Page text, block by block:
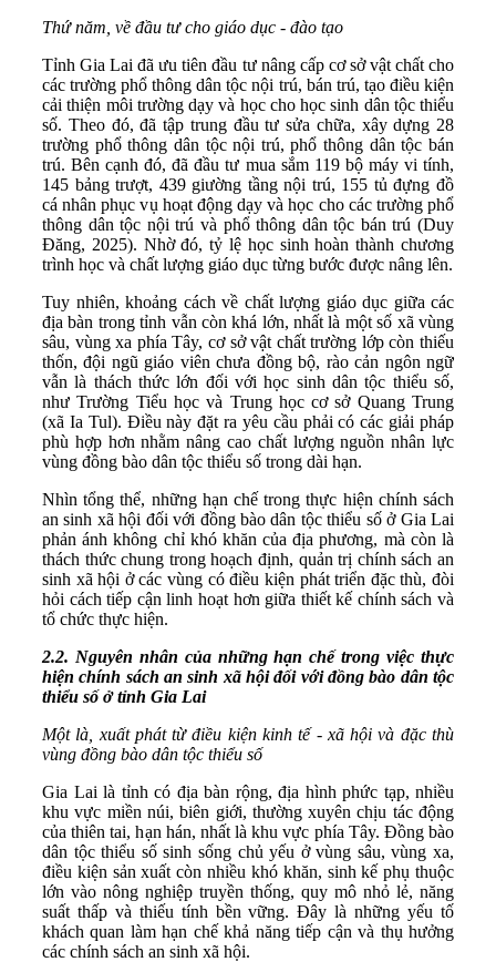
Thứ năm, về đầu tư cho giáo dục - đào tạo
Tỉnh Gia Lai đã ưu tiên đầu tư nâng cấp cơ sở vật chất cho
các trường phổ thông dân tộc nội trú, bán trú, tạo điều kiện
cải thiện môi trường dạy và học cho học sinh dân tộc thiểu
số. Theo đó, đã tập trung đầu tư sửa chữa, xây dựng 28
trường phổ thông dân tộc nội trú, phổ thông dân tộc bán
trú. Bên cạnh đó, đã đầu tư mua sắm 119 bộ máy vi tính,
145 bảng trượt, 439 giường tầng nội trú, 155 tủ đựng đồ
cá nhân phục vụ hoạt động dạy và học cho các trường phổ
thông dân tộc nội trú và phổ thông dân tộc bán trú (Duy
Đăng, 2025). Nhờ đó, tỷ lệ học sinh hoàn thành chương
trình học và chất lượng giáo dục từng bước được nâng lên.
Tuy nhiên, khoảng cách về chất lượng giáo dục giữa các
địa bàn trong tỉnh vẫn còn khá lớn, nhất là một số xã vùng
sâu, vùng xa phía Tây, cơ sở vật chất trường lớp còn thiếu
thốn, đội ngũ giáo viên chưa đồng bộ, rào cản ngôn ngữ
vẫn là thách thức lớn đối với học sinh dân tộc thiểu số,
như Trường Tiểu học và Trung học cơ sở Quang Trung
(xã Ia Tul). Điều này đặt ra yêu cầu phải có các giải pháp
phù hợp hơn nhằm nâng cao chất lượng nguồn nhân lực
vùng đồng bào dân tộc thiểu số trong dài hạn.
Nhìn tổng thể, những hạn chế trong thực hiện chính sách
an sinh xã hội đối với đồng bào dân tộc thiểu số ở Gia Lai
phản ánh không chỉ khó khăn của địa phương, mà còn là
thách thức chung trong hoạch định, quản trị chính sách an
sinh xã hội ở các vùng có điều kiện phát triển đặc thù, đòi
hỏi cách tiếp cận linh hoạt hơn giữa thiết kế chính sách và
tổ chức thực hiện.
2.2. Nguyên nhân của những hạn chế trong việc thực
hiện chính sách an sinh xã hộiđối với đồng bào dân tộc
thiểu sốởtỉnh Gia Lai
Một là, xuất phát từ điều kiện kinh tế - xã hội và đặc thù
vùng đồng bào dân tộc thiểu số
Gia Lai là tỉnh có địa bàn rộng, địa hình phức tạp, nhiều
khu vực miền núi, biên giới, thường xuyên chịu tác động
của thiên tai, hạn hán, nhất là khu vực phía Tây. Đồng bào
dân tộc thiểu số sinh sống chủ yếu ở vùng sâu, vùng xa,
điều kiện sản xuất còn nhiều khó khăn, sinh kế phụ thuộc
lớn vào nông nghiệp truyền thống, quy mô nhỏ lẻ, năng
suất thấp và thiếu tính bền vững. Đây là những yếu tố
khách quan làm hạn chế khả năng tiếp cận và thụ hưởng
các chính sách an sinh xã hội.